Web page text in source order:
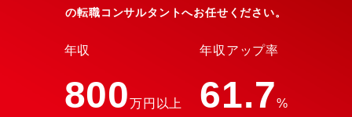
の転職コンサルタントへお任せください。
年収
800万円以上
年収アップ率
61.7%